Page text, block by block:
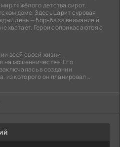
тяжёлого детства сирот,
доме. Здесь царит суровая
день — борьба за внимание и
хватает. Герои соприкасаются с
всей своей жизни
на мошенничестве. Его
в создании
из которого он планировал